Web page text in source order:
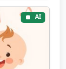
AI